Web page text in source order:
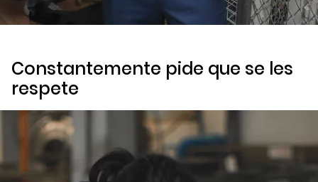
Constantemente pide que se les
respete